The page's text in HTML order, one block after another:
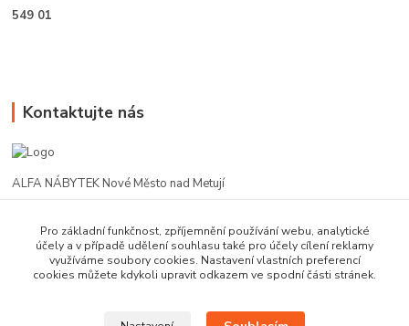
549 01
Kontaktujte nás
ALFA NÁBYTEK Nové Město nad Metují
602 412 331
alfanm@seznam.cz
Pro základní funkčnost, zpříjemnění používání webu, analytické
účely a v případě udělení souhlasu také pro účely cílení reklamy
využíváme soubory cookies. Nastavení vlastních preferencí
cookies můžete kdykoli upravit odkazem ve spodní části stránek.